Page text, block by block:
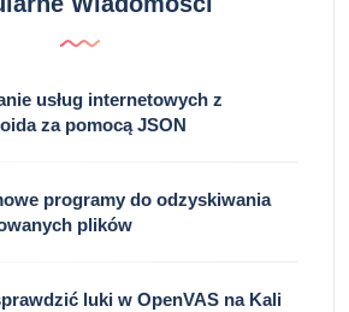
usług internetowych z
za pomocą JSON
programy do odzyskiwania
plików
luki w OpenVAS na Kali